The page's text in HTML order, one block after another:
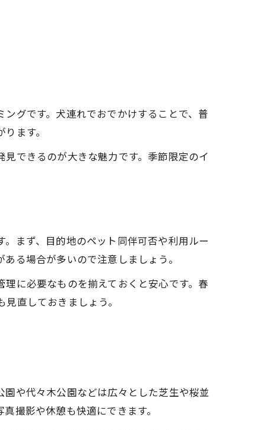
グです。犬連れでおでかけすることで、普
ます。
できるのが大きな魅力です。季節限定のイ
まず、目的地のペット同伴可否や利用ルー
る場合が多いので注意しましょう。
に必要なものを揃えておくと安心です。春
直しておきましょう。
や代々木公園などは広々とした芝生や桜並
撮影や休憩も快適にできます。